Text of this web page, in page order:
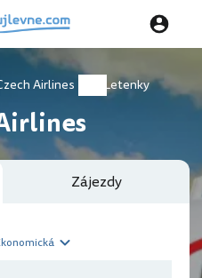
Czech Airlines Letenky
Zájezdy